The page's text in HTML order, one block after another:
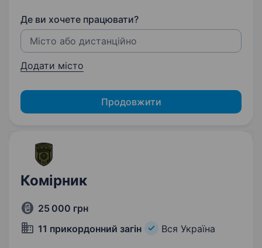
Де ви хочете працювати?
Додати місто
Продовжити
Комірник
25 000 грн
11 прикордонний загін
Вся Україна